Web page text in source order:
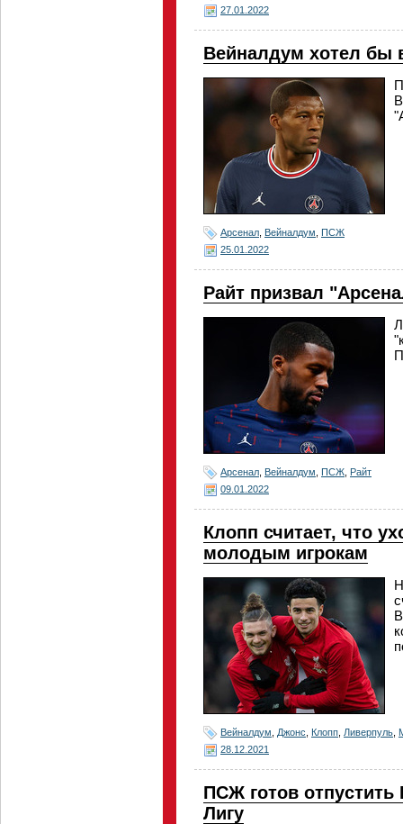
27.01.2022
Вейналдум хотел бы
Арсенал Вейналдум ПСЖ
25.01.2022
Райт призвал
Арсенал Вейналдум ПСЖ Райт
09.01.2022
Клопп считает, что
молодым игрокам
Вейналдум Джонс Клопп Ливерпуль
28.12.2021
ПСЖ готов
Лигу